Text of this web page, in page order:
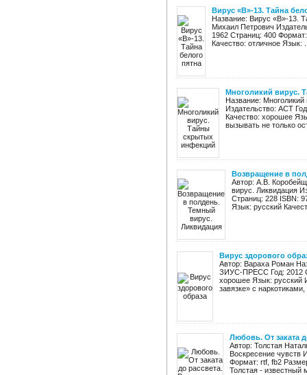
Вирус «В»-13. Тайна
Название: Вирус «В»-13.
Михаил Петрович
1962 Страниц: 400
Качество: отличное Язык:
Многоликий вирус.
Название:
Издательство: АСТ
Качество: хорошее
вызывать не только
Возвращение в
Автор: А.В.
вирус. Ликвидация
Страниц: 228 ISBN:
Язык: русский
Вирус здорового
Автор: Вараха Роман
ЗИУС-ПРЕСС Год: 2012
хорошее Язык: русский
завязке» с
Любовь. От заката
Автор: Толстая
Воскресение чувств
Формат: rtf, fb2
Толстая - известный